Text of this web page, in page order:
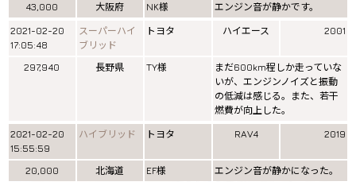
43,000 大阪府 NK様
エンジン音が静かです。
2021-02-20
17:05:48
スーパーハイ
ブリッド
トヨタ ハイエース 2001
297,940 長野県 TY様
まだ600km程しか走っていな
いが、エンジンノイズと振動
の低減は感じる。また、若干
燃費が向上した。
2021-02-20
15:55:59
ハイブリッド トヨタ RAV4 2019
20,000 北海道 EF様 エンジン音が静かになった。